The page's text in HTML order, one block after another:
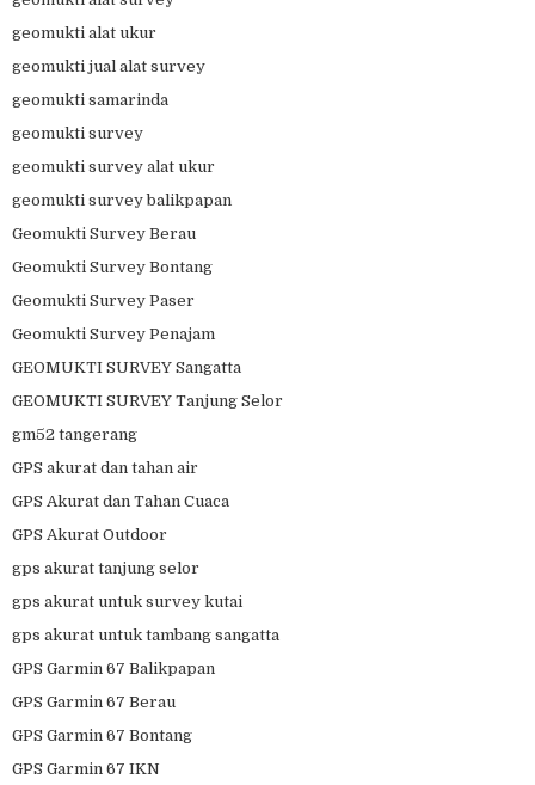
geomukti alat ukur
geomukti jual alat survey
geomukti samarinda
geomukti survey
geomukti survey alat ukur
geomukti survey balikpapan
Geomukti Survey Berau
Geomukti Survey Bontang
Geomukti Survey Paser
Geomukti Survey Penajam
GEOMUKTI SURVEY Sangatta
GEOMUKTI SURVEY Tanjung Selor
gm52 tangerang
GPS akurat dan tahan air
GPS Akurat dan Tahan Cuaca
GPS Akurat Outdoor
gps akurat tanjung selor
gps akurat untuk survey kutai
gps akurat untuk tambang sangatta
GPS Garmin 67 Balikpapan
GPS Garmin 67 Berau
GPS Garmin 67 Bontang
GPS Garmin 67 IKN